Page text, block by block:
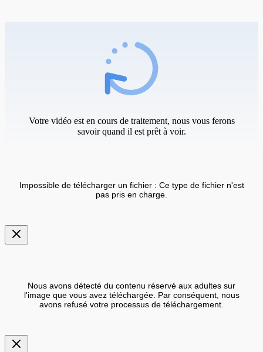
Votre vidéo est en cours de traitement, nous vous ferons
savoir quand il est prêt à voir.
Impossible de télécharger un fichier : Ce type de fichier n'est
pas pris en charge.
Nous avons détecté du contenu réservé aux adultes sur
l'image que vous avez téléchargée. Par conséquent, nous
avons refusé votre processus de téléchargement.